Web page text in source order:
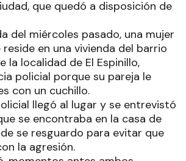
que quedó a disposición de
del miércoles pasado, una mujer
en una vivienda del barrio
la localidad de El Espinillo,
policial porque su pareja le
con un cuchillo.
llegó al lugar y se entrevistó
se encontraba en la casa de
se resguardo para evitar que
la agresión.